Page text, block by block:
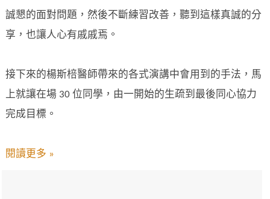
誠懇的面對問題，然後不斷練習改善，聽到這樣真誠的分
享，也讓人心有戚戚焉。
接下來的楊斯棓醫師帶來的各式演講中會用到的手法，馬
上就讓在場 30 位同學，由一開始的生疏到最後同心協力
完成目標。
閱讀更多 »